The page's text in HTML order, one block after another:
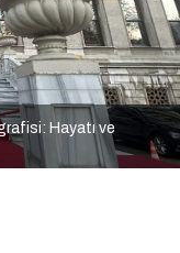
Hayatı ve